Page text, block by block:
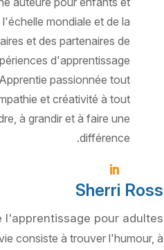
mondiale et de la
et des partenaires de
d'apprentissage
passionnée tout
et créativité à tout
à grandir et à faire une
différence.
Sherri Ross
l'apprentissage pour adultes
consiste à trouver l'humour, à